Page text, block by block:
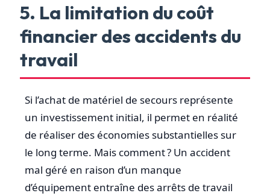
5. La limitation du coût
financier des accidents du
travail
Si l’achat de matériel de secours représente
un investissement initial, il permet en réalité
de réaliser des économies substantielles sur
le long terme. Mais comment ? Un accident
mal géré en raison d’un manque
d’équipement entraîne des arrêts de travail